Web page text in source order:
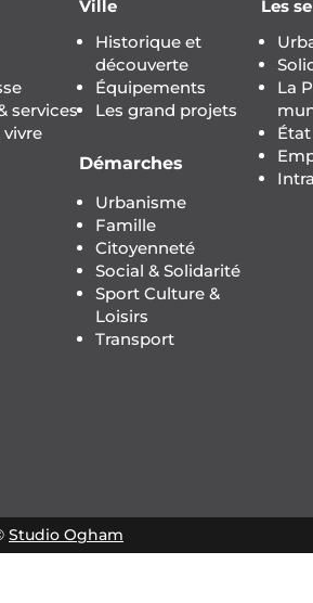
services
Ville
Historique et
découverte
Équipements
Les grand projets
Démarches
Urbanisme
Famille
Citoyenneté
Social & Solidarité
Sport Culture &
Loisirs
Transport
Les
La
Studio Ogham